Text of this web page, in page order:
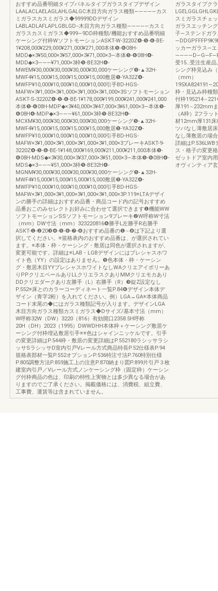
おすすめ品番明細タイプパネルタイプガラスタイプデザイン
LAALACLAELAGLAHLGALGC木目方向ガラス種類―――――カス
ミガラスカスミガラス◆99999DDデザイン
LABLADLAFLAPLGBLGD−木目方向ガラス種類―――――カスミ
ガラスカスミガラス◆999―9DD枠種類/機能おすすめ品番明細
ケーシング付枠WソフトモーションASKT-W-3220Z❹-❺-❻-BE-
1¥208,000¥229,000¥271,000¥271,000本体❺-❻08H-
MDD◆×3¥50,000×3¥57,000×3¥71,000×3―本体❺-❻08H❹-
MDD◆×3―――¥71,000×3枠❺-BE32H❹-
MWEM¥30,000¥30,000¥30,000¥30,000ケーシング❺-▲32H-
MWF4¥15,000¥15,000¥15,000¥15,000敷居❺-YA32Z❹-
MWFP¥10,000¥10,000¥10,000¥10,000引手BD-HGS-
MAFW×3¥1,000×3¥1,000×3¥1,000×3¥1,000×3Sソフトモーション
ASKT-S-3220Z❹-❺-❻-BE-1¥178,000¥199,000¥241,000¥241,000
本体❺-❻08H-MDP◆×3¥40,000×3¥47,000×3¥61,000×3―本体❺-
❻08H❹-MDP◆×3―――¥61,000×3枠❺-BE32H❹-
MCXM¥30,000¥30,000¥30,000¥30,000ケーシング❺-▲32H-
MWF4¥15,000¥15,000¥15,000¥15,000敷居❺-YA32Z❹-
MWFP¥10,000¥10,000¥10,000¥10,000引手BD-HGS-
MAFW×3¥1,000×3¥1,000×3¥1,000×3¥1,000×3ブレーキASKT-9-
3220Z❹-❺-❻-BE-1¥148,000¥169,000¥211,000¥211,000本体❺-
❻08H-MDS◆×3¥30,000×3¥37,000×3¥51,000×3―本体❺-❻08H❹-
MDS◆×3―――¥51,000×3枠❺-BE32H❹-
MGNM¥30,000¥30,000¥30,000¥30,000ケーシング❺-▲32H-
MWF4¥15,000¥15,000¥15,000¥15,000敷居❺-YA32Z❹-
MWFP¥10,000¥10,000¥10,000¥10,000引手BD-HGS-
MAFW×3¥1,000×3¥1,000×3¥1,000×3¥1,000×3P.119※LTAデザイ
ンの勝手の詳細はおすすめ品番・商品コード内の記号おすすめ
品番おこのみセレクトお好みに合わせて選択できます❶機能WW
ソフトモーションSSソフトモーション9ブレーキ❷W呼称W寸法
（mm）DW寸法（mm）323220816❹勝手L左勝手R右勝手
ASKT-❶-❷20❸❹-❺-❻-❼-❽おすすめ品番の❶∼❽は下記より選
択してください。※規格表内のおすすめ品番は、が選択されてい
ます。※本体・枠・ケーシング・敷居は同色が選択されますが、
変更可能です。詳細は※LAB・LGBデザインにはプレシャスホワ
イト色（YY）の設定はありません。❺色本体・枠・ケーシン
グ・敷居木目YYプレシャスホワイトなしWAクリエアイボリーあ
りPPクリエペールありLLクリエラスクありMMクリエモカあり
DDクリエダークあり左勝手（L）右勝手（R）❸錠Z設定なし
P.552※床とのカラーコーディネート一覧P.84❻デザイン本体デ
ザイン（青字2桁）を入れてください。例）LGA→GA※本体商品
コード末尾の◆にはガラス種類記号が入ります。デザインLGA
木目方向ガラス種類カスミガラス◆Dサイズ/基本寸法（mm）
W呼称32W（DW）3220（816）有効開口2358.5H呼称
20H（DH）2023（1995）DWWDHH本体枠＋ケーシング敷居ケ
ーシング付枠埋込敷居引手※※色はシャインニッケルです。引手
の変更詳細はP.544枠・敷居の変更詳細はP.552180ラシッサラシ
ッサSラシッサD室内引戸Vレール方式商品特長P.52仕様表P.94
規格表部材一覧P.552オプションP.536特注寸法P.760特別仕様
P.805調整方法P.859施工上の注意P.870納まり図P.899片引戸３枚
建室内引戸／Vレール方式ノンケーシング枠（固定枠）ケーシン
グ付枠商品の色は、印刷の特性上実物とは多少異なる場合があ
りますのでご了承ください。掲載価格には、消費税、組立費、
工事費、運賃等は含まれていません。
ガラスタイプク
スミガラスチェ
ガラスエッチン
子―ステンドガ
ッカーガラス―
受15…受注生産
シング枠見込み
（mm）
枠・見込み枠種
付枠
厚191∼232mm
（A枠）2フラッ
材12mm厚131床
ツバなし薄敷居
なし薄敷居の場
詳細は
ス・格子の変更
ゼットドア室内
オヴィンティア